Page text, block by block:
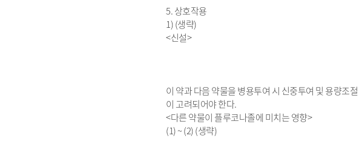
5. 상호작용
1) (생략)
<신설>
이 약과 다음 약물을 병용투여 시 신중투여 및 용량조절
이 고려되어야 한다.
<다른 약물이 플루코나졸에 미치는 영향>
(1) ~ (2) (생략)